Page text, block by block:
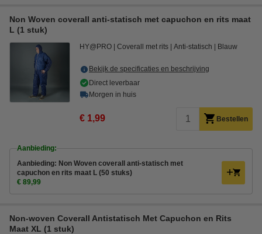
Non Woven coverall anti-statisch met capuchon en rits maat
L (1 stuk)
HY@PRO Coverall met rits Anti-statisch Blauw
Bekijk de specificaties en beschrijving
Direct leverbaar
Morgen in huis
€ 1,99 Bestellen
Aanbieding:
Aanbieding: Non Woven coverall anti-statisch met
capuchon en rits maat L (50 stuks)
€ 89,99
Non-woven Coverall Antistatisch Met Capuchon en Rits
Maat XL (1 stuk)